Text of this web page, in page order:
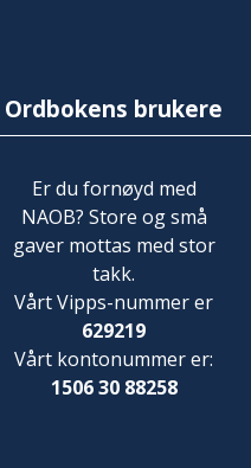
Ordbokens brukere
Er du fornøyd med
NAOB? Store og små
gaver mottas med stor
takk.
Vårt Vipps-nummer er
629219
Vårt kontonummer er:
1506 30 88258